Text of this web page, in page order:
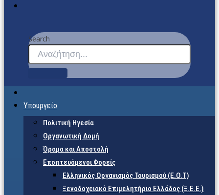
Search
Υπουργείο
Πολιτική Ηγεσία
Οργανωτική Δομή
Όραμα και Αποστολή
Εποπτευόμενοι Φορείς
Eλληνικός Οργανισμός Τουρισμού (Ε.Ο.Τ)
Ξενοδοχειακό Επιμελητήριο Ελλάδος (Ξ.Ε.Ε.)